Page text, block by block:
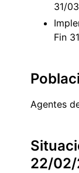
31/
Fin
Agentes
22/